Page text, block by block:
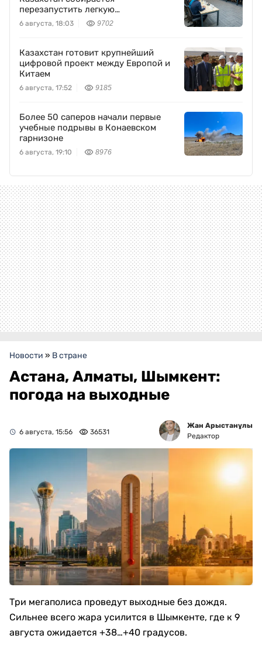
перезапустить легкую
промышленность
6 августа, 18:03 9702
Казахстан готовит крупнейший
цифровой проект между Европой и
Китаем
6 августа, 17:52 9185
Более 50 саперов начали первые
учебные подрывы в Конаевском
гарнизоне
6 августа, 19:10 8976
Новости » В стране
Астана, Алматы, Шымкент:
погода на выходные
6 августа, 15:56 36531
Жан Арыстанұлы
Редактор
Три мегаполиса проведут выходные без дождя.
Сильнее всего жара усилится в Шымкенте, где к 9
августа ожидается +38…+40 градусов.